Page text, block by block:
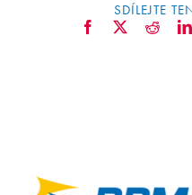
SDÍLEJTE
Facebook
X Reddit